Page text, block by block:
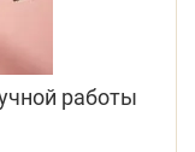
работы